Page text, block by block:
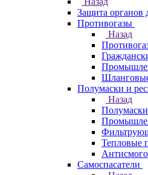
Защита органов
Противогазы
Назад
Полумаски и
Назад
Тепловые
Самоспасатели